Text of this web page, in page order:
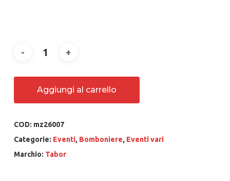
Aggiungi al carrello
COD: mz26007
Categorie: Eventi, Bomboniere, Eventi vari
Marchio: Tabor